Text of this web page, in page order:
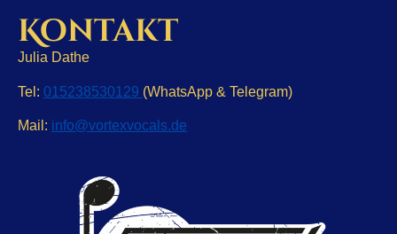
Kontakt
Julia Dathe
Tel: 015238530129 (WhatsApp & Telegram)
Mail: info@vortexvocals.de